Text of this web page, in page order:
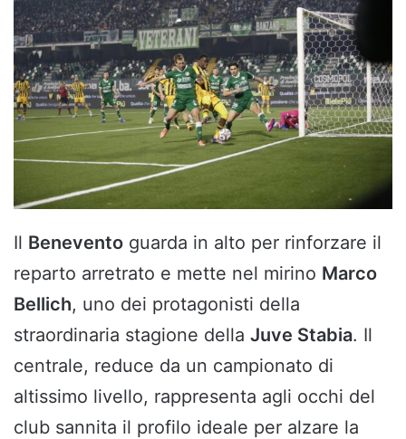
Il Benevento guarda in alto per rinforzare il
reparto arretrato e mette nel mirino Marco
Bellich, uno dei protagonisti della
straordinaria stagione della Juve Stabia. Il
centrale, reduce da un campionato di
altissimo livello, rappresenta agli occhi del
club sannita il profilo ideale per alzare la